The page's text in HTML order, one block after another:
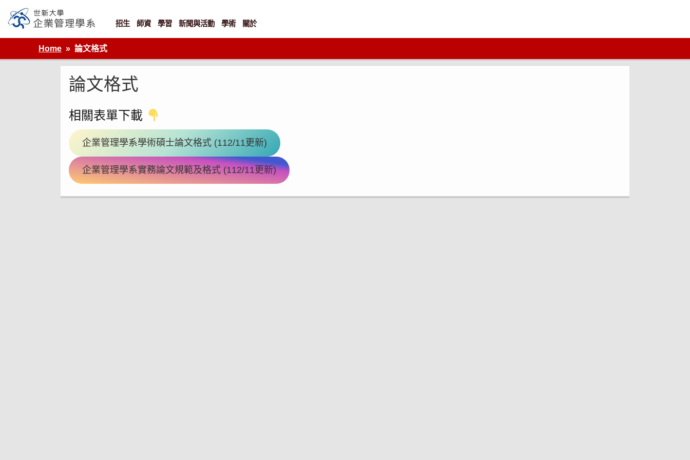
content
世新大學企業管理學系
招生 師資 學習 新聞與活動 學術 關於
Home 論文格式
論文格式
相關表單下載
企業管理學系學術碩士論文格式 (112/11更新)
企業管理學系實務論文規範及格式 (112/11更新)